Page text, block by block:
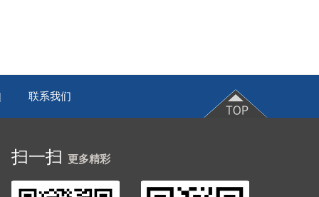
联系我们
扫一扫 更多精彩